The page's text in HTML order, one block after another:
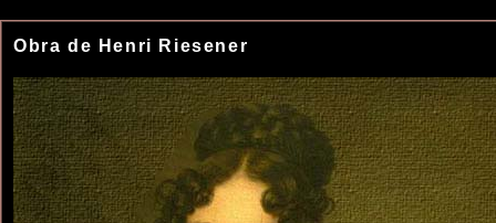
Obra de Henri Riesener